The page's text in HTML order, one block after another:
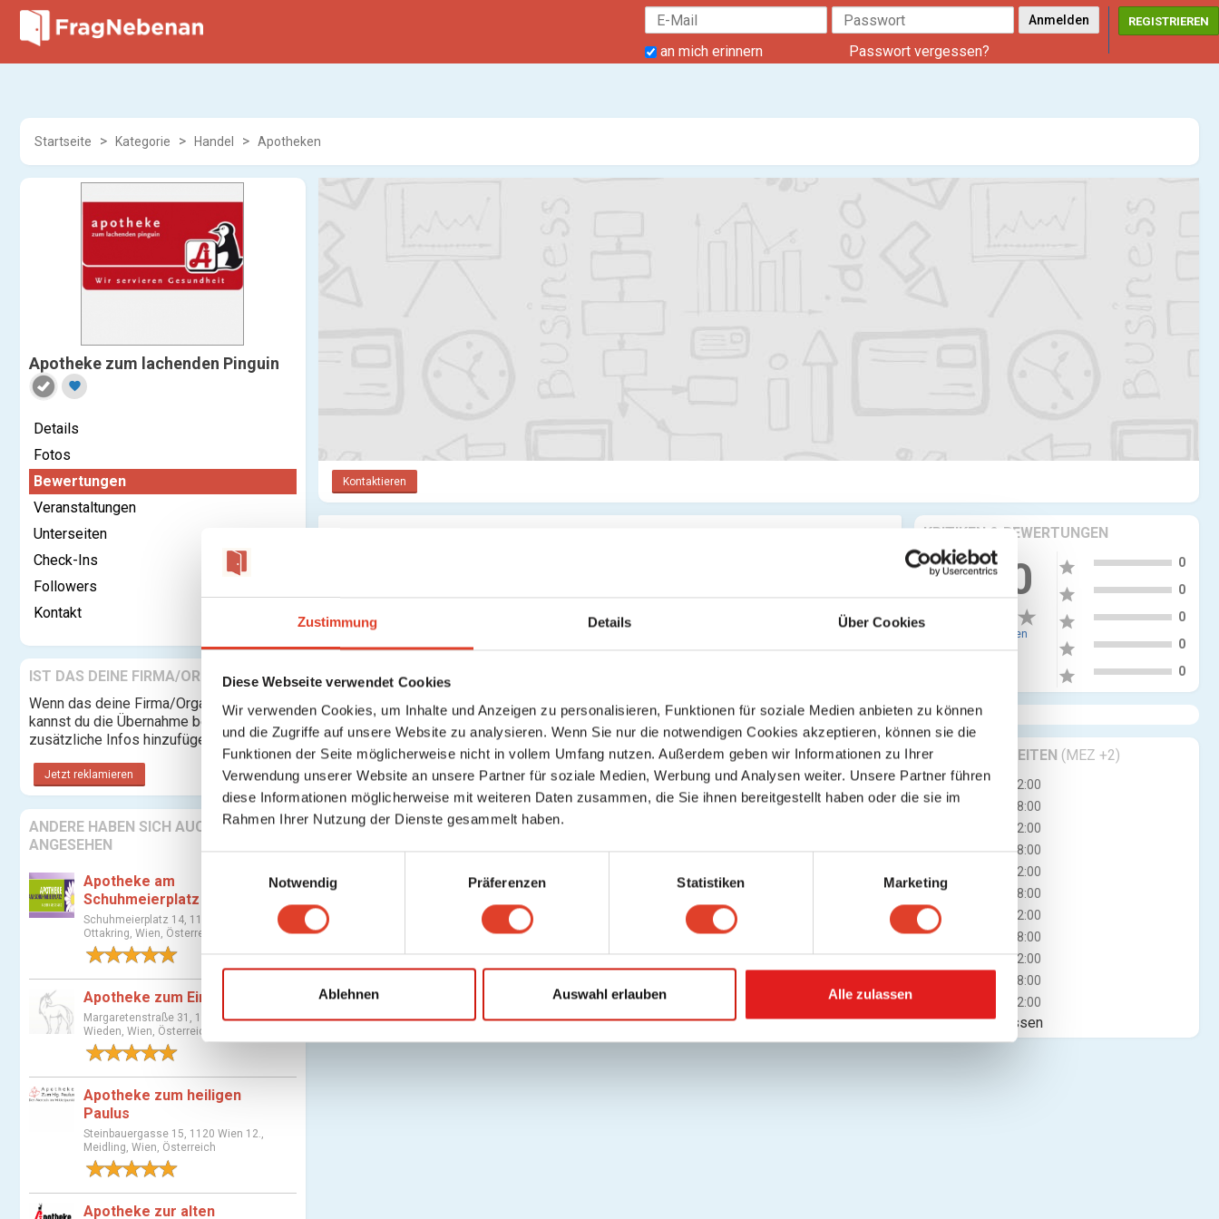
Zustimmung Details Über Cookies
Diese Webseite verwendet Cookies
Wir verwenden Cookies, um Inhalte und Anzeigen zu personalisieren, Funktionen für soziale Medien anbieten zu können
und die Zugriffe auf unsere Website zu analysieren. Wenn Sie nur die notwendigen Cookies akzeptieren, können sie die
Funktionen der Seite möglicherweise nicht in vollem Umfang nutzen. Außerdem geben wir Informationen zu Ihrer
Verwendung unserer Website an unsere Partner für soziale Medien, Werbung und Analysen weiter. Unsere Partner führen
diese Informationen möglicherweise mit weiteren Daten zusammen, die Sie ihnen bereitgestellt haben oder die sie im
Rahmen Ihrer Nutzung der Dienste gesammelt haben.
l
g
n
g
a
w
Notwendig Präferenzen Statistiken Marketing
Ablehnen Auswahl erlauben Alle zulassen
an mich erinnern Passwort vergessen?
REGISTRIEREN
Startseite Kategorie Handel Apotheken
Apotheke zum lachenden Pinguin
favorite
Details
Fotos
Bewertungen
Veranstaltungen
Unterseiten
Check-Ins
Followers
Kontakt
IST DAS DEINE FIRMA/ORGANISATION?
Wenn das deine Firma/Organisation ist,
kannst du die Übernahme beantragen und
zusätzliche Infos hinzufügen.
Jetzt reklamieren
ANDERE HABEN SICH AUCH
ANGESEHEN
Apotheke am
Schuhmeierplatz
Schuhmeierplatz 14, 1160 Wien 16.,
Ottakring, Wien, Österreich
1 Bewertung
Apotheke zum Einhorn
Margaretenstraße 31, 1040 Wien 4.,
Wieden, Wien, Österreich
Apotheke zum heiligen
Paulus
Steinbauergasse 15, 1120 Wien 12.,
Meidling, Wien, Österreich
Apotheke zur alten
Kontaktieren
KRITIKEN & BEWERTUNGEN
0.00
0 Bewertungen
star 0
star 0
star 0
star 0
star 0
GESCHÄFTSZEITEN (MEZ +2)
Mo
08:00 - 12:00
14:00 - 18:00
08:00 - 12:00
14:00 - 18:00
08:00 - 12:00
14:00 - 18:00
Do
08:00 - 12:00
14:00 - 18:00
Fr
08:00 - 12:00
14:00 - 18:00
08:00 - 12:00
Jetzt geschlossen
Keine weiteren Ergebnisse gefunden